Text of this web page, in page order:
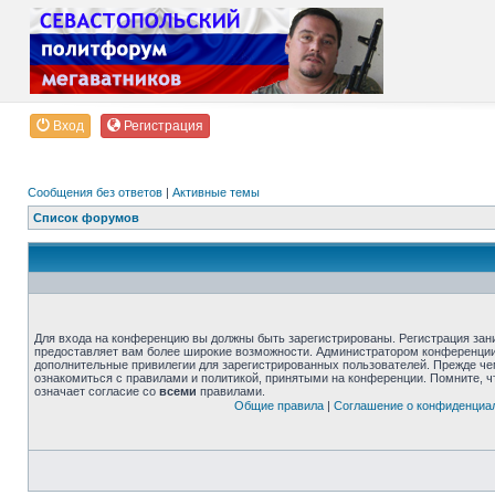
Вход Регистрация
Сообщения без ответов | Активные темы
Список форумов
Для входа на конференцию вы должны быть зарегистрированы. Регистрация
предоставляет вам более широкие возможности. Администратором
дополнительные привилегии для зарегистрированных пользователей. Прежде
ознакомиться с правилами и политикой, принятыми на конференции. Помните,
означает согласие со всеми правилами.
Общие правила| Соглашение о